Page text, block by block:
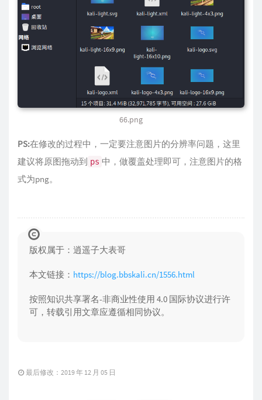
66.png
PS:在修改的过程中，一定要注意图片的分辨率问题，这里
建议将原图拖动到 ps 中，做覆盖处理即可，注意图片的格
式为png。
版权属于：逍遥子大表哥
本文链接： https://blog.bbskali.cn/1556.html
按照知识共享署名-非商业性使用 4.0 国际协议进行许
可，转载引用文章应遵循相同协议。
最后修改：2019 年 12 月 05 日